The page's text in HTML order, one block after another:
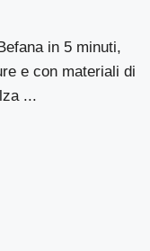
in 5 minuti,
e con materiali di
...